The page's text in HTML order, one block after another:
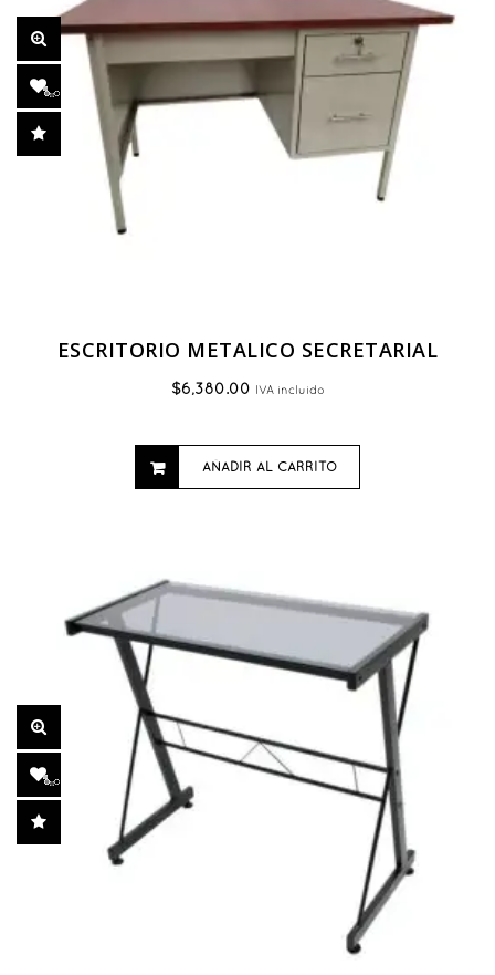
ESCRITORIO METALICO SECRETARIAL
$6,380.00 IVA incluido
AÑADIR AL CARRITO